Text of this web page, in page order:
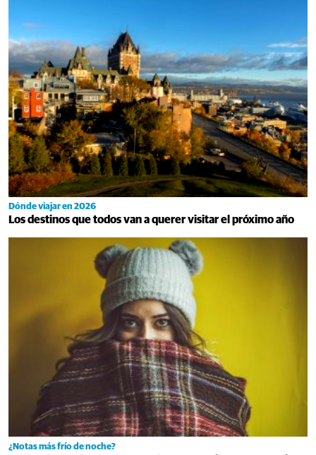
Dónde viajar en 2026
Los destinos que todos van a querer visitar el próximo año
¿Notas más frío de noche?